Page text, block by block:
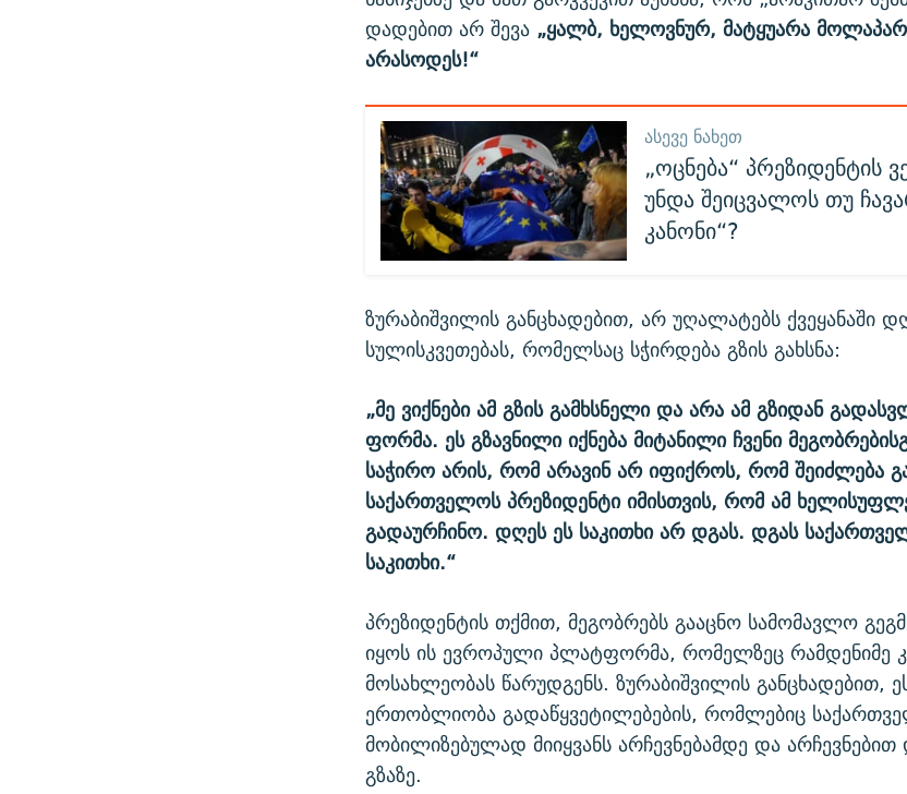
დადებით არ შევა „ყალბ, ხელოვნურ, მატყუარა
არასოდეს!“
ᲐᲡᲔᲕᲔ ᲜᲐᲮᲔᲗ
„ოცნება“ პრეზიდენტის
უნდა შეიცვალოს თუ
კანონი“?
ზურაბიშვილის განცხადებით, არ უღალატებს ქვეყანაში
სულისკვეთებას, რომელსაც სჭირდება გზის გახსნა:
„მე ვიქნები ამ გზის გამხსნელი და არა ამ გზიდან
ფორმა. ეს გზავნილი იქნება მიტანილი ჩვენი
საჭირო არის, რომ არავინ არ იფიქროს, რომ შეიძლება
საქართველოს პრეზიდენტი იმისთვის, რომ ამ
გადაურჩინო. დღეს ეს საკითხი არ დგას. დგას
საკითხი.“
პრეზიდენტის თქმით, მეგობრებს გააცნო სამომავლო
იყოს ის ევროპული პლატფორმა, რომელზეც რამდენიმე
მოსახლეობას წარუდგენს. ზურაბიშვილის განცხადებით,
ერთობლიობა გადაწყვეტილებების, რომლებიც
მობილიზებულად მიიყვანს არჩევნებამდე და არჩევნებით
გზაზე.